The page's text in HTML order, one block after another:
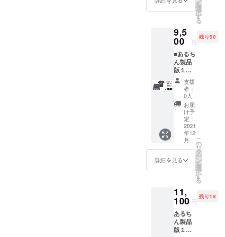
ガー
ド）、
説明
書、
カード
一覧
表、ブ
リス
タート
レイ
個・赤
１個・
個、
カード
８１
枚、ギ
ミック
(ピラ
ミッ
ド)、厚
紙タイ
ル３
シート
(チップ
①⑤⑩
枚用・
親チッ
プ・ラ
ウンド
ガー
ド）、
説明
書、
カード
一覧
を
選
択
す
る
9,5
00 円
残り50
■あるち
ん製品
版１個
（ご希
望によ
り箱裏
にサイ
ン）備
考欄に
記載要
茶碗１
台、サ
イコロ
白４
個・赤
１個・
個、
カード
８１
枚、ギ
ミック
(ピラ
支援
者：
0人
お届
け予
定：
2021
年12
月
詳細を見る
こ
の
リ
タ
ー
ン
を
選
択
す
る
11,
100 円
残り18
あるち
ん製品
版１個